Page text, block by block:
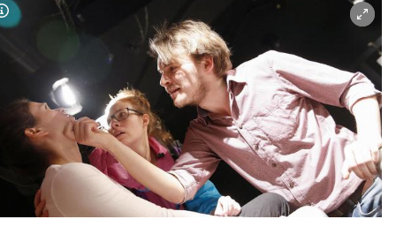
Untermenü
Untermenü
Untermenü
Untermenü
Untermenü
Copyright-Hinweis öffnen/schließen